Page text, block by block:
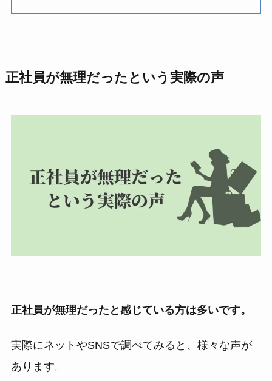
正社員が無理だったという実際の声
正社員が無理だったと感じている方は多いです。
実際にネットやSNSで調べてみると、様々な声が
あります。